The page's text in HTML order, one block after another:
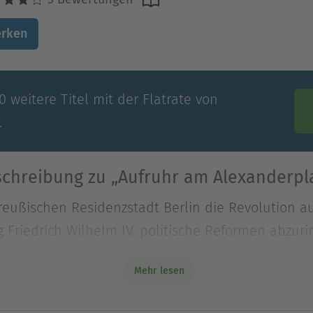
weitere Titel mit der Flatrate von
zu „Aufruhr am
Residenzstadt Berlin die Revolution
Friedrich Wilhelm IV. politische Reformen
Friedrich Wilhelm IV. politische Reformen
Mehr lesen